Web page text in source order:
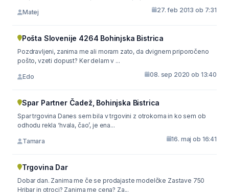
Matej 27. feb 2013 ob 7:31
Pošta Slovenije 4264 Bohinjska Bistrica
Pozdravljeni, zanima me ali moram zato, da dvignem priporočeno
pošto, vzeti dopust? Ker delam v ...
Edo 08. sep 2020 ob 13:40
Spar Partner Čadež, Bohinjska Bistrica
Spar trgovina Danes sem bila v trgovini z otrokoma in ko sem ob
odhodu rekla ‘hvala, čao’, je ena...
Tamara 16. maj ob 16:41
Trgovina Dar
Dobar dan. Zanima me če se prodajaste modelčke Zastave 750
Hribar in otroci? Zanima me cena? Za...